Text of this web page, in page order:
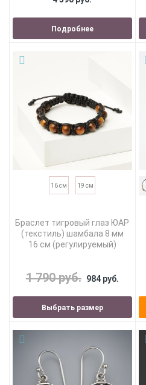
Подробнее
16 см 19 см
Браслет тигровый глаз ЮАР
(текстиль) шамбала 8 мм
16 см (регулируемый)
1 790 руб. 984 руб.
Выбрать размер